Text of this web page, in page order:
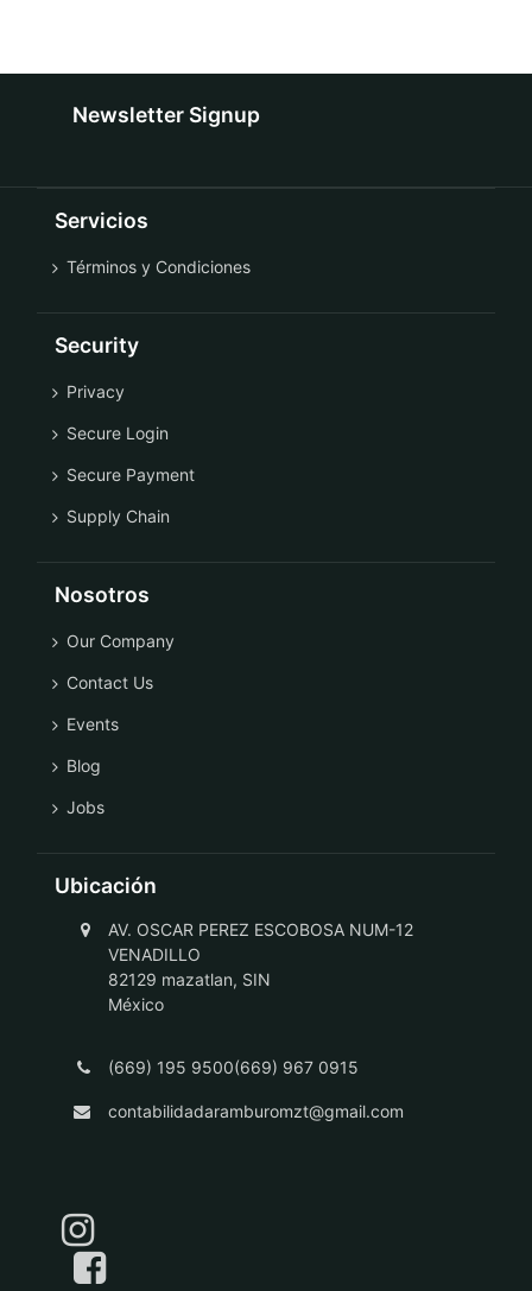
Newsletter Signup
Servicios
Términos y Condiciones
Security
Privacy
Secure Login
Secure Payment
Supply Chain
Nosotros
Our Company
Contact Us
Events
Blog
Jobs
Ubicación
AV. OSCAR PEREZ ESCOBOSA NUM-12
VENADILLO
82129 mazatlan, SIN
México
(669) 195 9500(669) 967 0915
contabilidadaramburomzt@gmail.com